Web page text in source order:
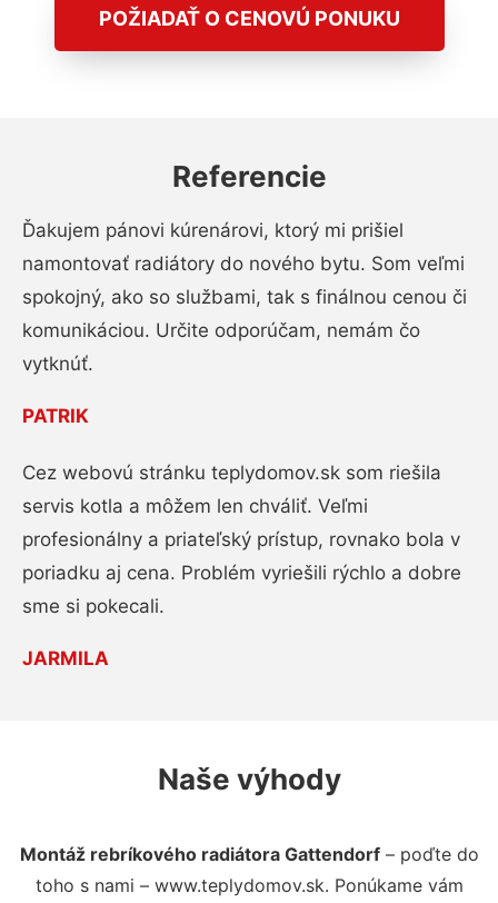
POŽIADAŤ O CENOVÚ PONUKU
Referencie
Ďakujem pánovi kúrenárovi, ktorý mi prišiel
namontovať radiátory do nového bytu. Som veľmi
spokojný, ako so službami, tak s finálnou cenou či
komunikáciou. Určite odporúčam, nemám čo
vytknúť.
PATRIK
Cez webovú stránku teplydomov.sk som riešila
servis kotla a môžem len chváliť. Veľmi
profesionálny a priateľský prístup, rovnako bola v
poriadku aj cena. Problém vyriešili rýchlo a dobre
sme si pokecali.
JARMILA
Naše výhody
Montáž rebríkového radiátora Gattendorf– poďte do
toho s nami – www.teplydomov.sk. Ponúkame vám